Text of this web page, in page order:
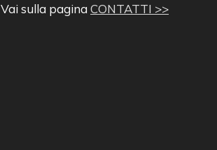
Vai sulla pagina CONTATTI >>